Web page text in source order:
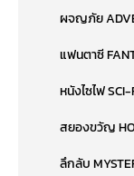
ผจญภัย
แฟนตาซี
หนังไซไฟ SCI-
สยองขวัญ
ลึกลับ